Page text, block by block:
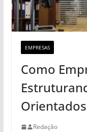
EMPRESAS
Como
Redação